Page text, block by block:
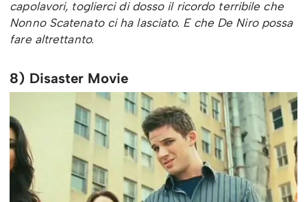
capolavori, toglierci di dosso il ricordo terribile che
Nonno Scatenato ci ha lasciato. E che De Niro possa
fare altrettanto.
8) Disaster Movie